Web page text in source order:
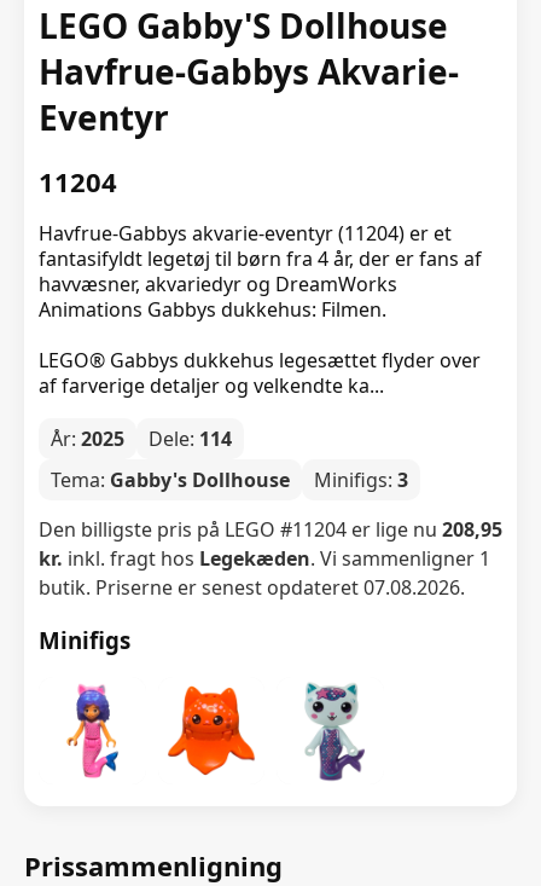
LEGO Gabby'S Dollhouse
Havfrue-Gabbys Akvarie-
Eventyr
11204
Havfrue-Gabbys akvarie-eventyr (11204) er et
fantasifyldt legetøj til børn fra 4 år, der er fans af
havvæsner, akvariedyr og DreamWorks
Animations Gabbys dukkehus: Filmen.
LEGO® Gabbys dukkehus legesættet flyder over
af farverige detaljer og velkendte ka...
År: 2025 Dele: 114
Tema: Gabby's Dollhouse Minifigs: 3
Den billigste pris på LEGO #11204 er lige nu 208,95
kr. inkl. fragt hos Legekæden. Vi sammenligner 1
butik. Priserne er senest opdateret 07.08.2026.
Minifigs
Prissammenligning